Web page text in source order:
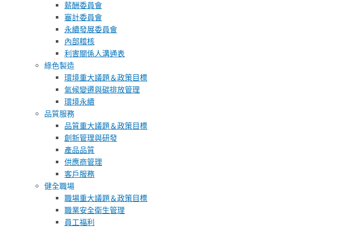
薪酬委員會
審計委員會
永續發展委員會
內部稽核
利害關係人溝通表
綠色製造
環境重大議題＆政策目標
氣候變遷與碳排放管理
環境永續
品質服務
品質重大議題＆政策目標
創新管理與研發
產品品質
供應商管理
客戶服務
健全職場
職場重大議題＆政策目標
職業安全衛生管理
員工福利